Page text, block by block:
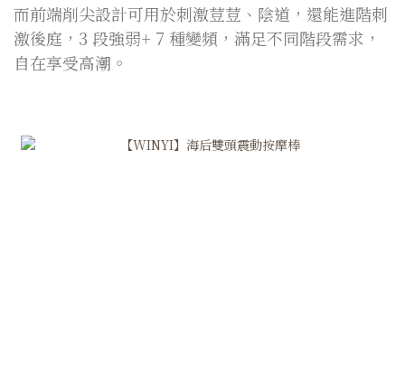
而前端削尖設計可用於刺激荳荳、陰道，還能進階刺
激後庭，3 段強弱+ 7 種變頻，滿足不同階段需求，
自在享受高潮。